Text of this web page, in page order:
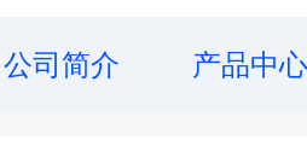
公司简介 产品中心